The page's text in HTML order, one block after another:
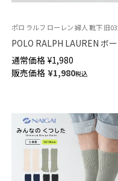
POLO RALPH LAUREN ボ
ー 5本指ソックス オーガニッ
コットン混 ショート丈 レディ
ース 03207963
通常価格 ¥1,980
販売価格 ¥1,980税込